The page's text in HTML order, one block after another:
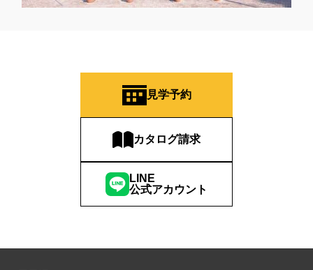
見学予約
カタログ請求
LINE
公式アカウント